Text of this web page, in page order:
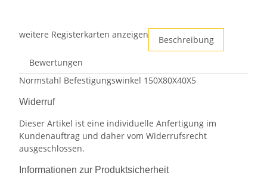
weitere Registerkarten anzeigen
Beschreibung
Bewertungen
Normstahl Befestigungswinkel 150X80X40X5
Widerruf
Dieser Artikel ist eine individuelle Anfertigung im
Kundenauftrag und daher vom Widerrufsrecht
ausgeschlossen.
Informationen zur Produktsicherheit